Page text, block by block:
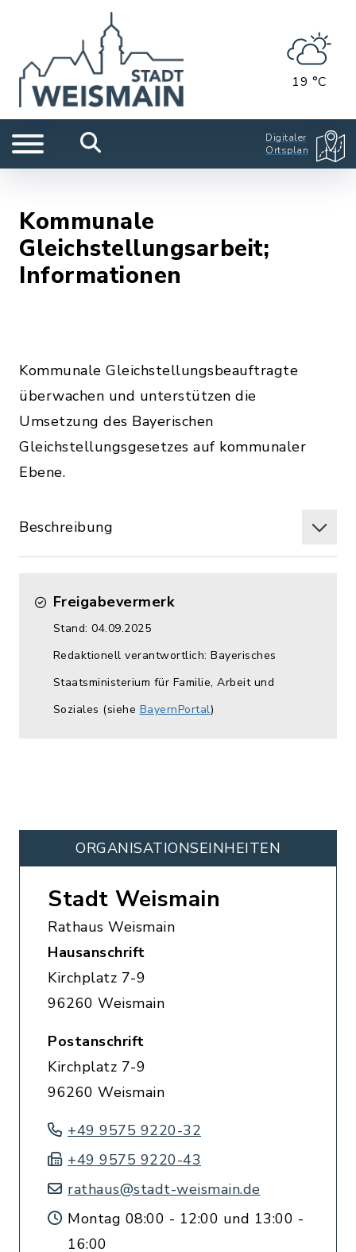
19 °C
Digitaler
Ortsplan
Kommunale
Gleichstellungsarbeit;
Informationen
Kommunale Gleichstellungsbeauftragte
überwachen und unterstützen die
Umsetzung des Bayerischen
Gleichstellungsgesetzes auf kommunaler
Ebene.
Beschreibung
Freigabevermerk
Stand: 04.09.2025
Redaktionell verantwortlich: Bayerisches
Staatsministerium für Familie, Arbeit und
Soziales (siehe BayernPortal)
ORGANISATIONS­EINHEITEN
Stadt Weismain
Rathaus Weismain
Hausanschrift
Kirchplatz 7-9
96260 Weismain
Postanschrift
Kirchplatz 7-9
96260 Weismain
+49 9575 9220-32
+49 9575 9220-43
rathaus@stadt-weismain.de
Montag 08:00 - 12:00 und 13:00 -
16:00